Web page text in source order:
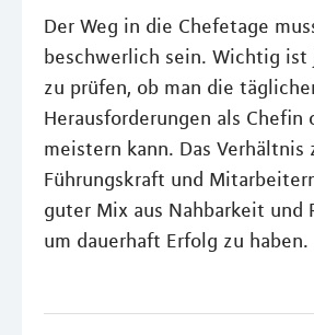
Der Weg in die Chefetage
beschwerlich sein. Wichtig ist
zu prüfen, ob man die
Herausforderungen als Chefin
meistern kann. Das Verhältnis
Führungskraft und
guter Mix aus Nahbarkeit und
um dauerhaft Erfolg zu haben.